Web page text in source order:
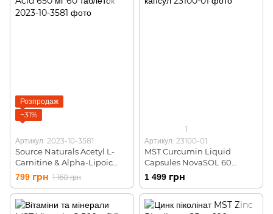
Розпродаж
−31%
Артикул: 2023-10-3581
Source Naturals Acetyl L-
Carnitine & Alpha-Lipoic
Acid 650 мг 60 таблеток
799 грн 1 160 грн
1
Артикул: 23100-01
MST Curcumin Liquid
Capsules NovaSOL 60
капсул
1 499 грн